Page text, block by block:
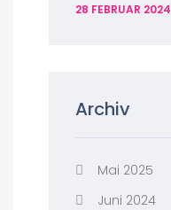
28 FEBRUAR 2024
Archiv
Mai 2025
Juni 2024